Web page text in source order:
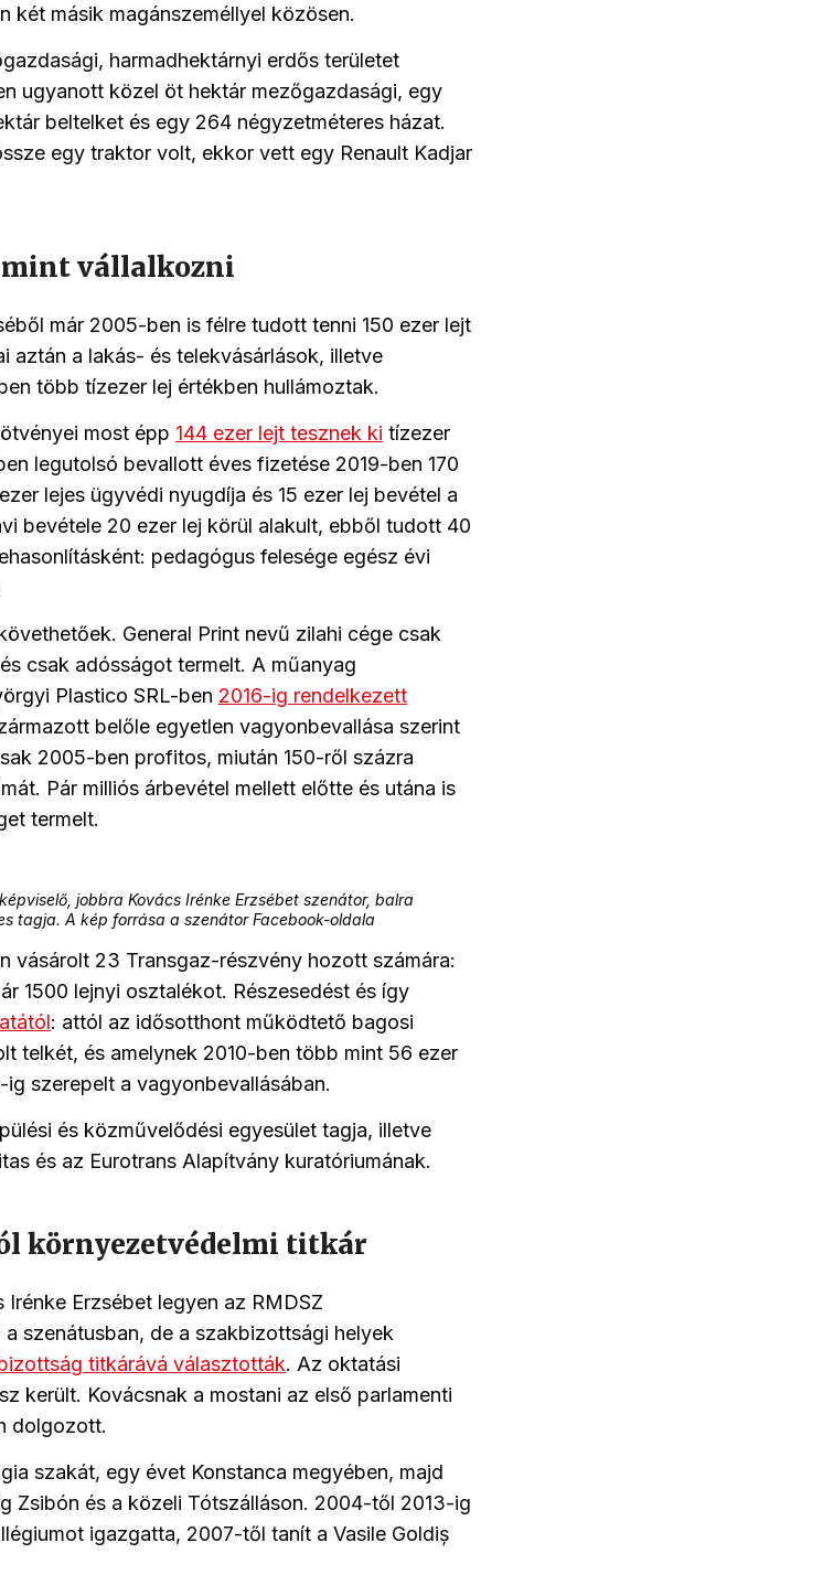
két másik magánszeméllyel közösen.
harmadhektárnyi erdős területet
ugyanott közel öt hektár mezőgazdasági, egy
beltelket és egy 264 négyzetméteres házat.
egy traktor volt, ekkor vett egy Renault Kadjar
vállalkozni
már 2005-ben is félre tudott tenni 150 ezer lejt
aztán a lakás- és telekvásárlások, illetve
több tízezer lej értékben hullámoztak.
most épp 144 ezer lejt tesznek ki tízezer
legutolsó bevallott éves fizetése 2019-ben 170
lejes ügyvédi nyugdíja és 15 ezer lej bevétel a
bevétele 20 ezer lej körül alakult, ebből tudott 40
pedagógus felesége egész évi
General Print nevű zilahi cége csak
csak adósságot termelt. A műanyag
Plastico SRL-ben 2016-ig rendelkezett
belőle egyetlen vagyonbevallása szerint
2005-ben profitos, miután 150-ről százra
Pár milliós árbevétel mellett előtte és utána is
termelt.
jobbra Kovács Irénke Erzsébet szenátor, balra
tagja. A kép forrása a szenátor Facebook-oldala
vásárolt 23 Transgaz-részvény hozott számára:
1500 lejnyi osztalékot. Részesedést és így
: attól az idősotthont működtető bagosi
telkét, és amelynek 2010-ben több mint 56 ezer
szerepelt a vagyonbevallásában.
és közművelődési egyesület tagja, illetve
és az Eurotrans Alapítvány kuratóriumának.
környezetvédelmi titkár
Erzsébet legyen az RMDSZ
szenátusban, de a szakbizottsági helyek
titkárává választották. Az oktatási
került. Kovácsnak a mostani az első parlamenti
dolgozott.
szakát, egy évet Konstanca megyében, majd
Zsibón és a közeli Tótszálláson. 2004-től 2013-ig
igazgatta, 2007-től tanít a Vasile Goldiș